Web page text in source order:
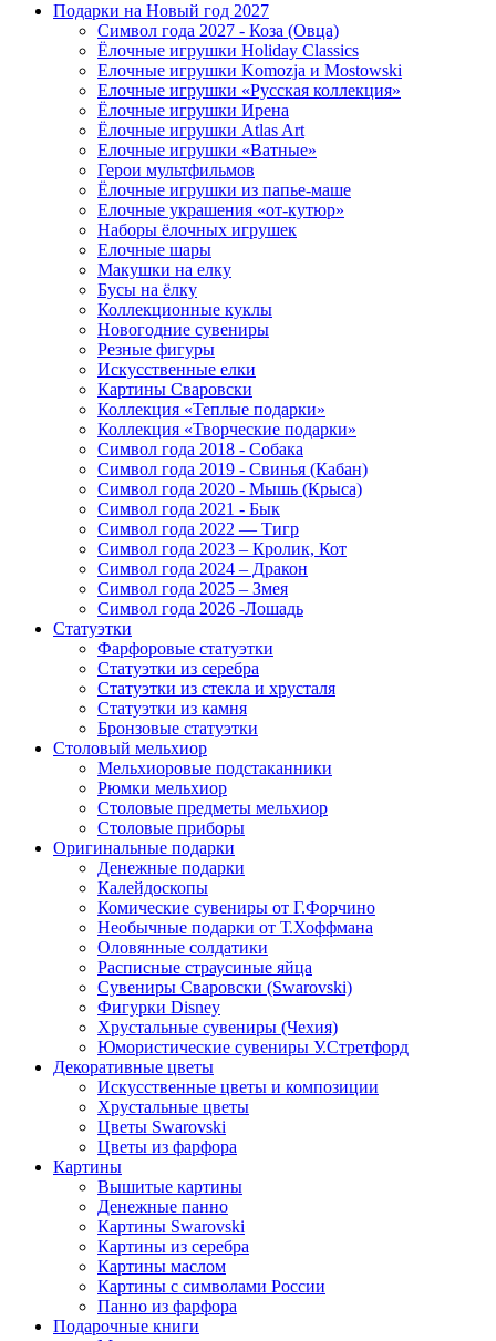
Подарки на Новый год 2027
Символ года 2027 - Коза (Овца)
Ёлочные игрушки Holiday Classics
Елочные игрушки Komozja и Mostowski
Елочные игрушки «Русская коллекция»
Ёлочные игрушки Ирена
Ёлочные игрушки Atlas Art
Елочные игрушки «Ватные»
Герои мультфильмов
Ёлочные игрушки из папье-маше
Елочные украшения «от-кутюр»
Наборы ёлочных игрушек
Елочные шары
Макушки на елку
Бусы на ёлку
Коллекционные куклы
Новогодние сувениры
Резные фигуры
Искусственные елки
Картины Сваровски
Коллекция «Теплые подарки»
Коллекция «Творческие подарки»
Символ года 2018 - Собака
Символ года 2019 - Свинья (Кабан)
Символ года 2020 - Мышь (Крыса)
Символ года 2021 - Бык
Символ года 2022 — Тигр
Символ года 2023 – Кролик, Кот
Символ года 2024 – Дракон
Символ года 2025 – Змея
Символ года 2026 -Лошадь
Статуэтки
Фарфоровые статуэтки
Статуэтки из серебра
Статуэтки из стекла и хрусталя
Статуэтки из камня
Бронзовые статуэтки
Столовый мельхиор
Мельхиоровые подстаканники
Рюмки мельхиор
Столовые предметы мельхиор
Столовые приборы
Оригинальные подарки
Денежные подарки
Калейдоскопы
Комические сувениры от Г.Форчино
Необычные подарки от Т.Хоффмана
Оловянные солдатики
Расписные страусиные яйца
Сувениры Сваровски (Swarovski)
Фигурки Disney
Хрустальные сувениры (Чехия)
Юмористические сувениры У.Стретфорд
Декоративные цветы
Искусственные цветы и композиции
Хрустальные цветы
Цветы Swarovski
Цветы из фарфора
Картины
Вышитые картины
Денежные панно
Картины Swarovski
Картины из серебра
Картины маслом
Картины с символами России
Панно из фарфора
Подарочные книги